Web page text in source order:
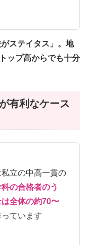
ステイタス」。地
ップ高からでも十分
有利なケース
立の中高一貫の
の合格者のう
全体の約70〜
っています